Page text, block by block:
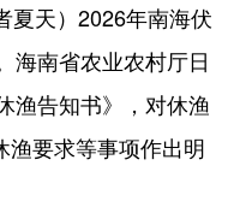
天）2026年南海伏
海南省农业农村厅日
渔告知书》，对休渔
渔要求等事项作出明